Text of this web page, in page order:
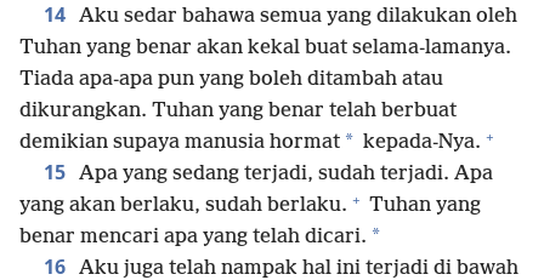
14 Aku sedar bahawa semua yang dilakukan oleh
Tuhan yang benar akan kekal buat selama-lamanya.
Tiada apa-apa pun yang boleh ditambah atau
dikurangkan. Tuhan yang benar telah berbuat
demikian supaya manusia hormat * kepada-Nya. +
15 Apa yang sedang terjadi, sudah terjadi. Apa
yang akan berlaku, sudah berlaku. + Tuhan yang
benar mencari apa yang telah dicari. *
16 Aku juga telah nampak hal ini terjadi di bawah